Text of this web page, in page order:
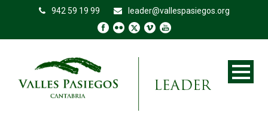
942 59 19 99 leader@vallespasiegos.org